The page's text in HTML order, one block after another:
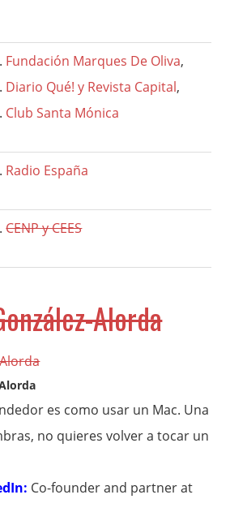
Fundación Marques De Oliva,
Diario Qué! y Revista Capital,
Club Santa Mónica
Radio España
CENP y CEES
Alorda
es como usar un Mac. Una
no quieres volver a tocar un
Co-founder and partner at